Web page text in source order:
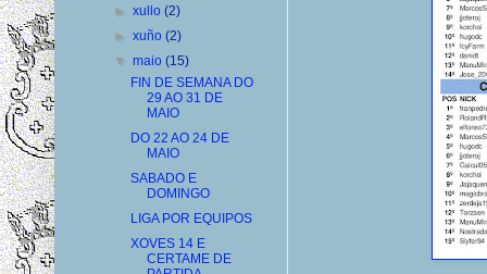
►xullo(2)
►xuño(2)
▼maio(15)
FIN DE SEMANA DO
29 AO 31 DE
MAIO
DO 22 AO 24 DE
MAIO
SABADO E
DOMINGO
LIGA POR EQUIPOS
XOVES 14 E
CERTAME DE